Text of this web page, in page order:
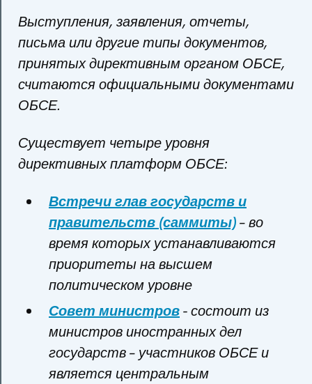
Выступления, заявления, отчеты,
письма или другие типы документов,
принятых директивным органом ОБСЕ,
считаются официальными документами
ОБСЕ.
Существует четыре уровня
директивных платформ ОБСЕ:
Встречи глав государств и
правительств (саммиты)– во
время которых устанавливаются
приоритеты на высшем
политическом уровне
Совет министров- состоит из
министров иностранных дел
государств – участников ОБСЕ и
является центральным